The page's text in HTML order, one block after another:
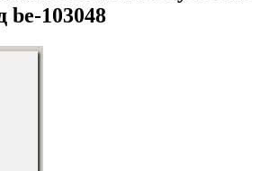
be-103048